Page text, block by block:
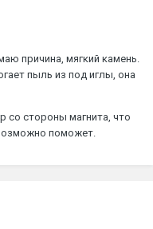
причина, мягкий камень.
пыль из под иглы, она
со стороны магнита, что
поможет.